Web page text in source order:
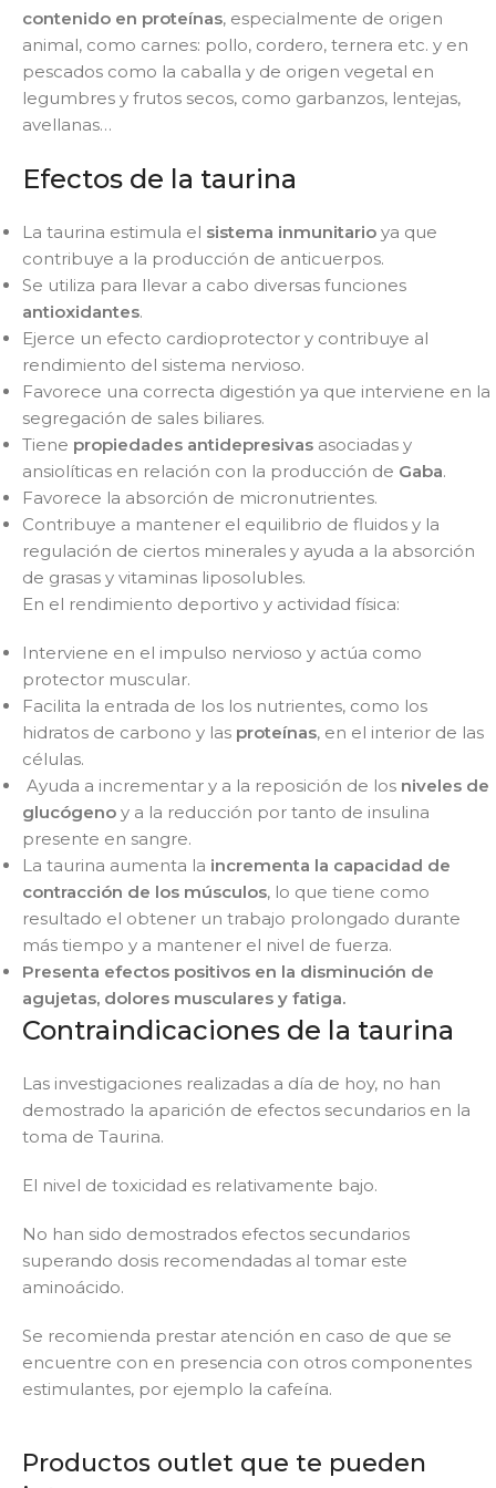
contenido en proteínas, especialmente de origen
animal, como carnes: pollo, cordero, ternera etc. y en
pescados como la caballa y de origen vegetal en
legumbres y frutos secos, como garbanzos, lentejas,
avellanas…
Efectos de la taurina
La taurina estimula el sistema inmunitario ya que
contribuye a la producción de anticuerpos.
Se utiliza para llevar a cabo diversas funciones
antioxidantes.
Ejerce un efecto cardioprotector y contribuye al
rendimiento del sistema nervioso.
Favorece una correcta digestión ya que interviene en la
segregación de sales biliares.
Tiene propiedades antidepresivas asociadas y
ansiolíticas en relación con la producción de Gaba.
Favorece la absorción de micronutrientes.
Contribuye a mantener el equilibrio de fluidos y la
regulación de ciertos minerales y ayuda a la absorción
de grasas y vitaminas liposolubles.
En el rendimiento deportivo y actividad física:
Interviene en el impulso nervioso y actúa como
protector muscular.
Facilita la entrada de los los nutrientes, como los
hidratos de carbono y las proteínas, en el interior de las
células.
Ayuda a incrementar y a la reposición de los niveles de
glucógeno y a la reducción por tanto de insulina
presente en sangre.
La taurina aumenta la incrementa la capacidad de
contracción de los músculos, lo que tiene como
resultado el obtener un trabajo prolongado durante
más tiempo y a mantener el nivel de fuerza.
Presenta efectos positivos en la disminución de
agujetas, dolores musculares y fatiga.
Contraindicaciones de la taurina
Las investigaciones realizadas a día de hoy, no han
demostrado la aparición de efectos secundarios en la
toma de Taurina.
El nivel de toxicidad es relativamente bajo.
No han sido demostrados efectos secundarios
superando dosis recomendadas al tomar este
aminoácido.
Se recomienda prestar atención en caso de que se
encuentre con en presencia con otros componentes
estimulantes, por ejemplo la cafeína.
Productos outlet que te pueden